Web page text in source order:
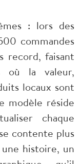
: lors des
commandes
record, faisant
où la valeur,
locaux sont
modèle réside
chaque
contente plus
histoire, un